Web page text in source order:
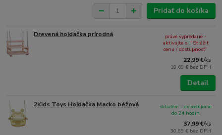
Pridať do košíka
Drevená hojdačka prírodná
22,99 €/ks
18,69 € bez DPH
práve vypredané -
aktivujte si "Strážiť
cenu / dostupnosť"
Detail
2Kids Toys Hojdačka Macko béžová
37,99 €/ks
30,89 € bez DPH
skladom - expedujeme
do 24 hodín